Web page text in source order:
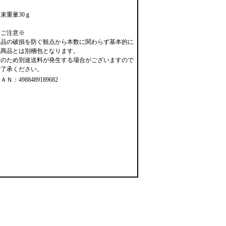
重量30ｇ
注意※
の破損を防ぐ観点から本数に関わらず基本的に
品とは別梱包となります。
ため別途送料が発生する場合がございますので
承ください。
Ｎ：4988489189682